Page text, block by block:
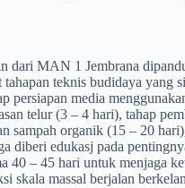
dari MAN 1 Jembrana
teknis budidaya yang
persiapan media
telur (3 – 4 hari), tahap
sampah organik (15 – 20
diberi edukasj pada
40 – 45 hari untuk menjaga
skala massal berjalan